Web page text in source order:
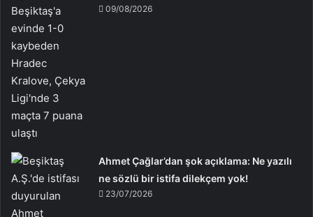
09/08/2026
Ahmet Çağlar’dan şok açıklama: Ne yazılı
ne sözlü bir istifa dilekçem yok!
23/07/2026